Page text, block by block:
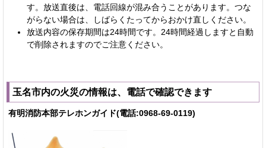
す。放送直後は、電話回線が混み合うことがあります。つな
がらない場合は、しばらくたってからおかけ直しください。
放送内容の保存期間は24時間です。24時間経過しますと自動
で削除されますのでご注意ください。
玉名市内の火災の情報は、電話で確認できます
有明消防本部テレホンガイド(電話:0968-69-0119)